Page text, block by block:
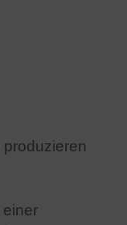
produzieren
einer